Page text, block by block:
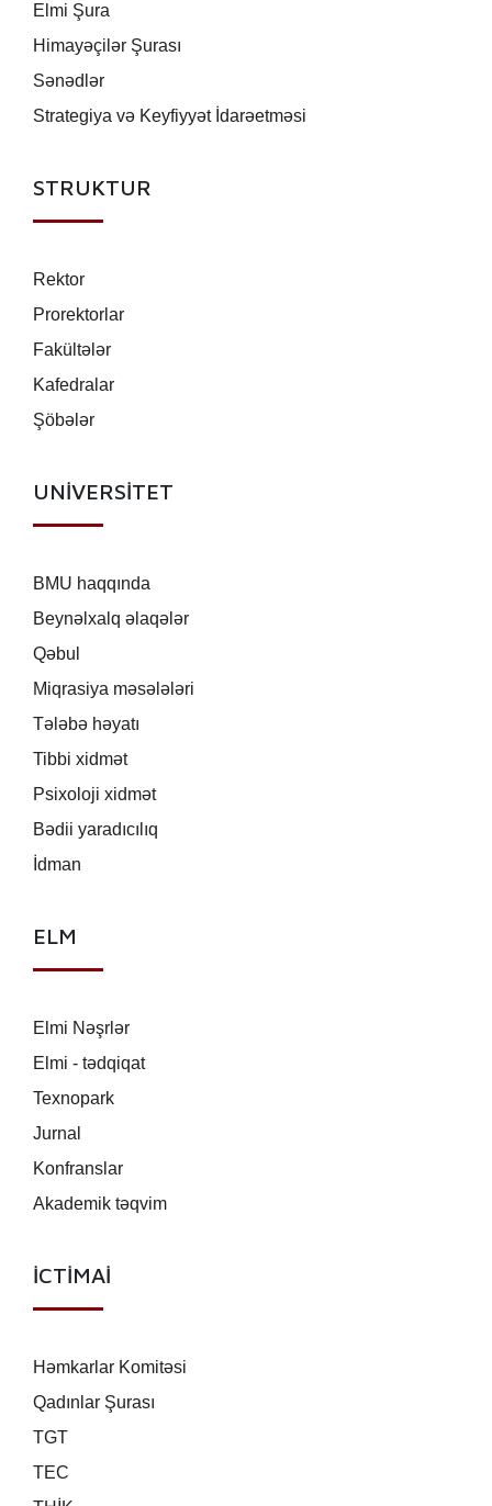
Elmi Şura
Himayəçilər Şurası
Sənədlər
Strategiya və Keyfiyyət İdarəetməsi
STRUKTUR
Rektor
Prorektorlar
Fakültələr
Kafedralar
Şöbələr
UNİVERSİTET
BMU haqqında
Beynəlxalq əlaqələr
Qəbul
Miqrasiya məsələləri
Tələbə həyatı
Tibbi xidmət
Psixoloji xidmət
Bədii yaradıcılıq
İdman
ELM
Elmi Nəşrlər
Elmi - tədqiqat
Texnopark
Jurnal
Konfranslar
Akademik təqvim
İCTİMAİ
Həmkarlar Komitəsi
Qadınlar Şurası
TGT
TEC